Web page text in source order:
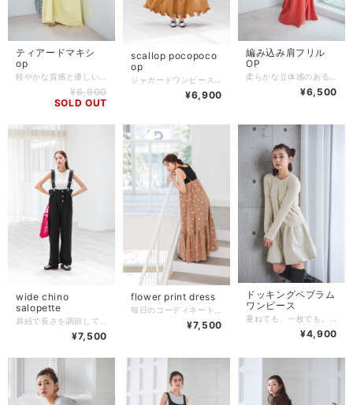
ティアードマキシ
op
¥6,900
SOLD OUT
scallop pocopoco
op
¥6,900
編み込み肩フリル
OP
¥6,500
wide chino
salopette
¥7,500
flower print dress
¥7,500
ドッキングペプラム
ワンピース
¥4,900